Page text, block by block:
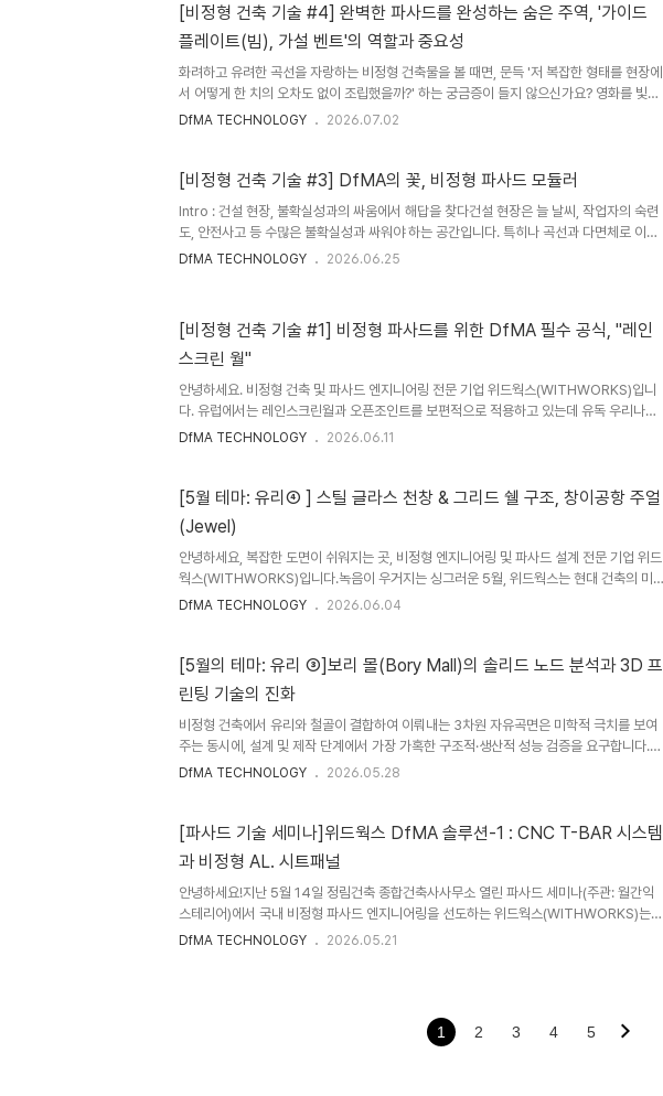
거쳐 현장에 성공적으로 적용할 수 있었습니다. 이후 조치원 커뮤니티, 세종시 시립도서관
프로젝트에도 이 공법을 적용하여 성공적으로 완료할수 있었습니다. . 난제(Challenge):
기존 공법의 한계AL 시트 패널과 AL 복합 패널은 보편적인 건축 외장재로 널..
[비정형 건축 기술 #4] 완벽한 파사드를 완성하는 숨은 주역, '가이드
플레이트(빔), 가설 벤트'의 역할과 중요성
화려하고 유려한 곡선을 자랑하는 비정형 건축물을 볼 때면, 문득 '저 복잡한 형태를 현장에
서 어떻게 한 치의 오차도 없이 조립했을까?' 하는 궁금증이 들지 않으신가요? 영화를 빛내
는 것은 주연 배우지만, 그 주연이 완벽한 연기를 할 수 있도록 무대를 세팅하는 훌륭한 조
이트(Guide Plate), 가이드 빔(Guide Beam)'에 대한 이야기를 해보려고 합니다.1. 현장
DfMA(Design for Manufacture and Assembl..
DfMA TECHNOLOGY 2026.07.02
[비정형 건축 기술 #3] DfMA의 꽃, 비정형 파사드 모듈러
Intro : 건설 현장, 불확실성과의 싸움에서 해답을 찾다건설 현장은 늘 날씨, 작업자의 숙련
도, 안전사고 등 수많은 불확실성과 싸워야 하는 공간입니다. 특히나 곡선과 다면체로 이루
어진 비정형 건축물이라면 그 난이도는 기하급수적으로 상승합니다. 최근 건설업계의 메가
으로 조립하는 방식이죠. Challenge : 왜 비정형 파사드에 모듈러 공법이 필요할까 ? 직각
으로 이루어진 일반적인 박스형 건물과 달리, 비정형 ..
DfMA TECHNOLOGY 2026.06.25
[비정형 건축 기술 #1] 비정형 파사드를 위한 DfMA 필수 공식, "레인
스크린 월"
안녕하세요. 비정형 건축 및 파사드 엔지니어링 전문 기업 위드웍스(WITHWORKS)입니
다. 유럽에서는 레인스크린월과 오픈조인트를 보편적으로 적용하고 있는데 유독 우리나라
에서는 줄눈을 실런트로 막는 클로즈 조인트가 일반적일까요. 대부분의 이유는 공사비 때문
니다. 오늘은 비정형 건축의 필수 공식이자, 공기 단축의 핵심인 '레인 스크린 월'에 대해 이
야기해 보려 합니다. 레인 스크린 월의 중요성 일반적인 건축물은 외장재를 시공할 때 레인
스크린 월 없이 코킹으로 외장재의 틈새를 막아 마감재 자체에서 물을 차단합니다. 그런..
DfMA TECHNOLOGY 2026.06.11
[5월 테마: 유리④ ] 스틸 글라스 천창 & 그리드 쉘 구조, 창이공항 주얼
(Jewel)
안녕하세요, 복잡한 도면이 쉬워지는 곳, 비정형 엔지니어링 및 파사드 설계 전문 기업 위드
웍스(WITHWORKS)입니다.녹음이 우거지는 싱그러운 5월, 위드웍스는 현대 건축의 미
학적 도전을 가능하게 만드는 투명한 예술, '유리(Glass)'를 핵심 테마로 다루고 있습니다.
(Jewel Changi Airport)입니다. 싱가포르 창이 국제공항 중심부에 안착한 주얼 창이
(Jewel Changi Airport)는 거대한 온실 정원과 상업시설이 결합한 대형 복합 공간이자,
현대 외장 엔지니어링의 신기원을 이룩한 마스터피스입니다. 전 세계..
DfMA TECHNOLOGY 2026.06.04
[5월의 테마: 유리 ③]보리 몰(Bory Mall)의 솔리드 노드 분석과 3D 프
린팅 기술의 진화
비정형 건축에서 유리와 철골이 결합하여 이뤄내는 3차원 자유곡면은 미학적 극치를 보여
주는 동시에, 설계 및 제작 단계에서 가장 가혹한 구조적·생산적 성능 검증을 요구합니다.
특히 곡면 구조의 모든 기하학적 접점이 집중되는 '연결점(Node, 노드)'의 엔지니어링은
마크 쇼핑몰 보리 몰(Bory Mall)의 '토네이도(Tornado)' 루프 구조물을 정밀 분석해 보
았습니다. 본 보고서에서는 보리 몰에 적용된 5축 CNC 밀링 공법의 공학적 성과와 구조 분
석 메커니즘을 규명하고, 현대 비정형 공법이 직면한 물리적 한계 및 이에 대한 국..
DfMA TECHNOLOGY 2026.05.28
[파사드 기술 세미나]위드웍스 DfMA 솔루션-1 : CNC T-BAR 시스템
과 비정형 AL. 시트패널
안녕하세요!지난 5월 14일 정림건축 종합건축사사무소 열린 파사드 세미나(주관: 월간익
스테리어)에서 국내 비정형 파사드 엔지니어링을 선도하는 위드웍스(WITHWORKS)는
첫번째 DfMA 솔루션인 'CNC T-BAR 시스템과 AL. 시트 외장패널'에 대한 발표를 진행하
습니다. 이번 파사드 기술세미나에서 발표했던 한국건설산업의 위기, 위드웍스의 DfMA 솔
루션 그리고 'CNC T-BAR 시스템과 AL. 시트 외장패널 에 대한..
DfMA TECHNOLOGY 2026.05.21
1 2 3 4 5